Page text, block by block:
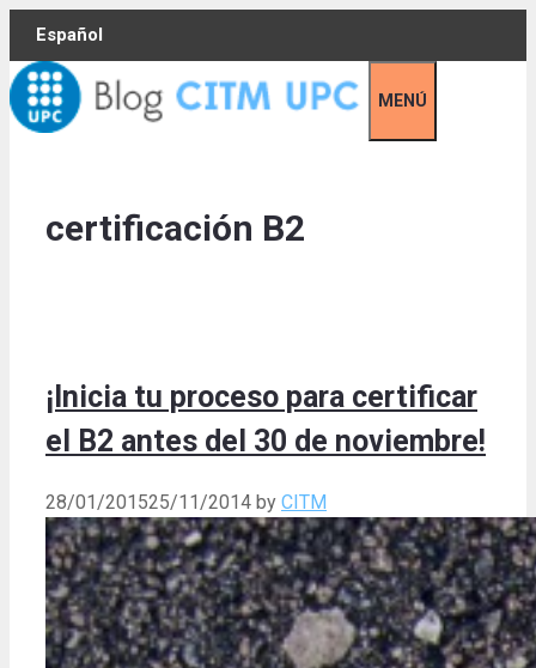
Skip
content
Español
MENÚ
certificación B2
¡Inicia tu proceso para certificar
el B2 antes del 30 de noviembre!
28/01/201525/11/2014 by CITM